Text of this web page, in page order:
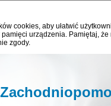
cookies, aby ułatwić
urządzenia. Pamiętaj,
zgody.